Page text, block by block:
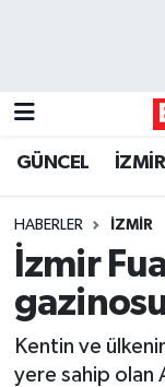
GÜNCEL İZMİR
HABERLER İZMİR
İzmir
Kentin ve
yere sahip olan
GÜNCEL
İZMİR
ÖZEL HABER